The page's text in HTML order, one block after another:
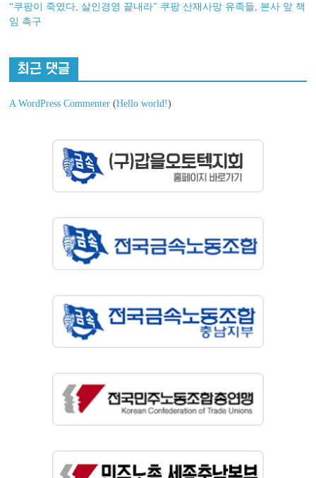
“쿠팡이 죽였다, 살인경영 끝내라” 쿠팡 산재사망 유족들, 본사 앞 책
임 촉구
최근 댓글
A WordPress Commenter (Hello world!)